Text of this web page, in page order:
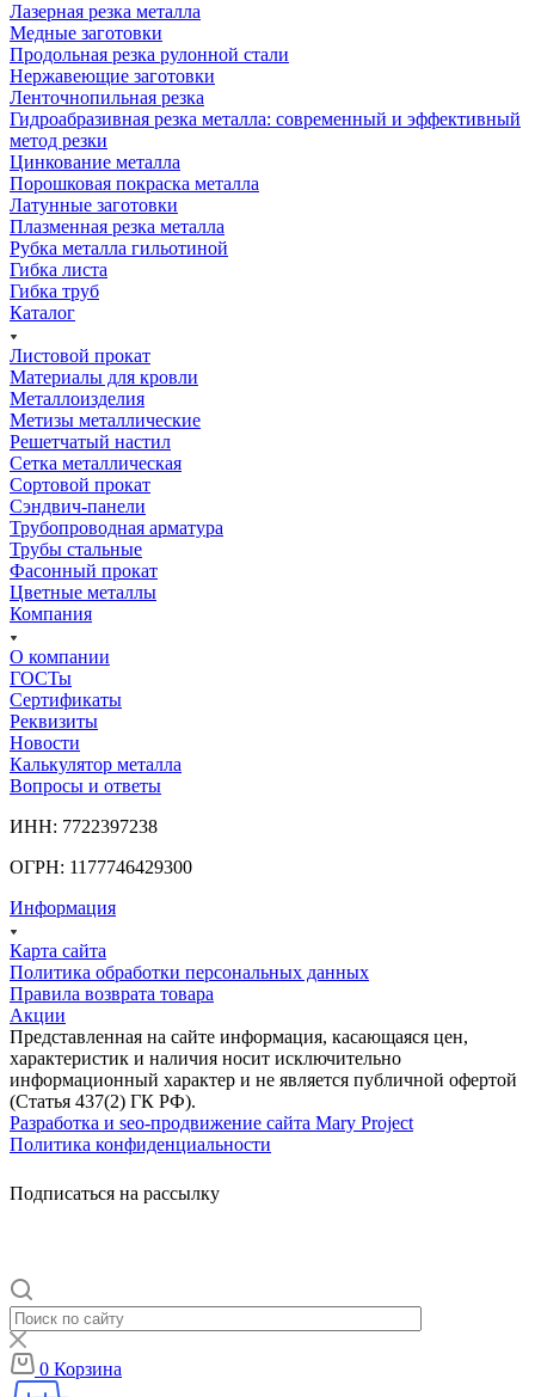
Лазерная резка металла
Медные заготовки
Продольная резка рулонной стали
Нержавеющие заготовки
Ленточнопильная резка
Гидроабразивная резка металла: современный и эффективный
метод резки
Цинкование металла
Порошковая покраска металла
Латунные заготовки
Плазменная резка металла
Рубка металла гильотиной
Гибка листа
Гибка труб
Каталог
Листовой прокат
Материалы для кровли
Металлоизделия
Метизы металлические
Решетчатый настил
Сетка металлическая
Сортовой прокат
Сэндвич-панели
Трубопроводная арматура
Трубы стальные
Фасонный прокат
Цветные металлы
Компания
О компании
ГОСТы
Сертификаты
Реквизиты
Новости
Калькулятор металла
Вопросы и ответы
ИНН: 7722397238
ОГРН: 1177746429300
Информация
Карта сайта
Политика обработки персональных данных
Правила возврата товара
Акции
Представленная на сайте информация, касающаяся цен,
характеристик и наличия носит исключительно
информационный характер и не является публичной офертой
(Статья 437(2) ГК РФ).
Разработка и seo-продвижение сайта Mary Project
Политика конфиденциальности
Подписаться на рассылку
0 Корзина